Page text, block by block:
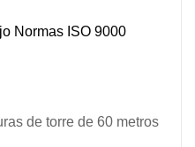
Normas ISO 9000
de torre de 60 metros